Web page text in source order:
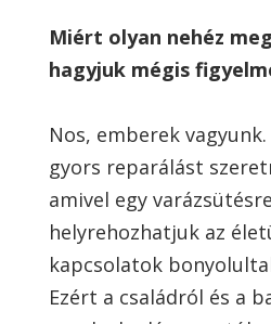
Miért olyan nehéz
hagyjuk mégis
Nos, emberek
gyors reparálást
amivel egy
helyrehozhatjuk az
kapcsolatok
Ezért a családról és a